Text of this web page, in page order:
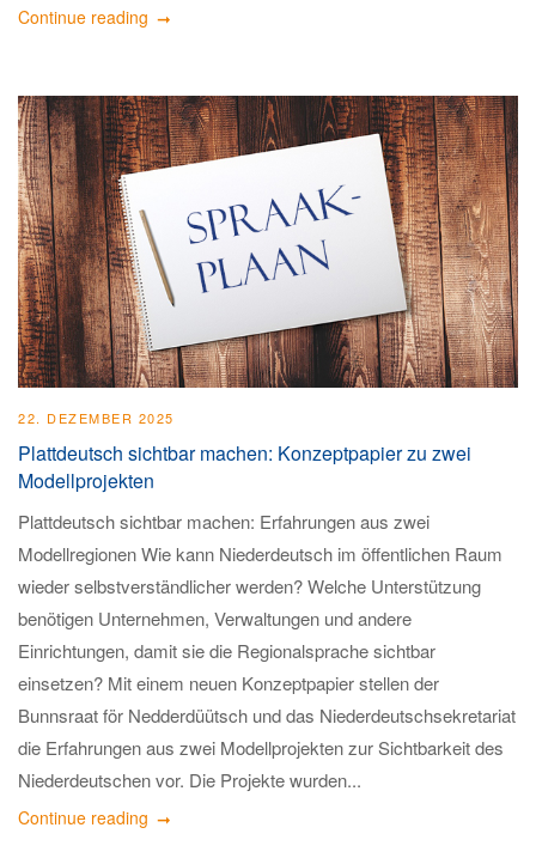
Continue reading
22. DEZEMBER 2025
Plattdeutsch sichtbar machen: Konzeptpapier zu zwei
Modellprojekten
Plattdeutsch sichtbar machen: Erfahrungen aus zwei
Modellregionen Wie kann Niederdeutsch im öffentlichen Raum
wieder selbstverständlicher werden? Welche Unterstützung
benötigen Unternehmen, Verwaltungen und andere
Einrichtungen, damit sie die Regionalsprache sichtbar
einsetzen? Mit einem neuen Konzeptpapier stellen der
Bunnsraat för Nedderdüütsch und das Niederdeutschsekretariat
die Erfahrungen aus zwei Modellprojekten zur Sichtbarkeit des
Niederdeutschen vor. Die Projekte wurden...
Continue reading